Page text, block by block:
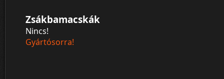
Zsákbamacskák
Nincs!
Gyártósorra!